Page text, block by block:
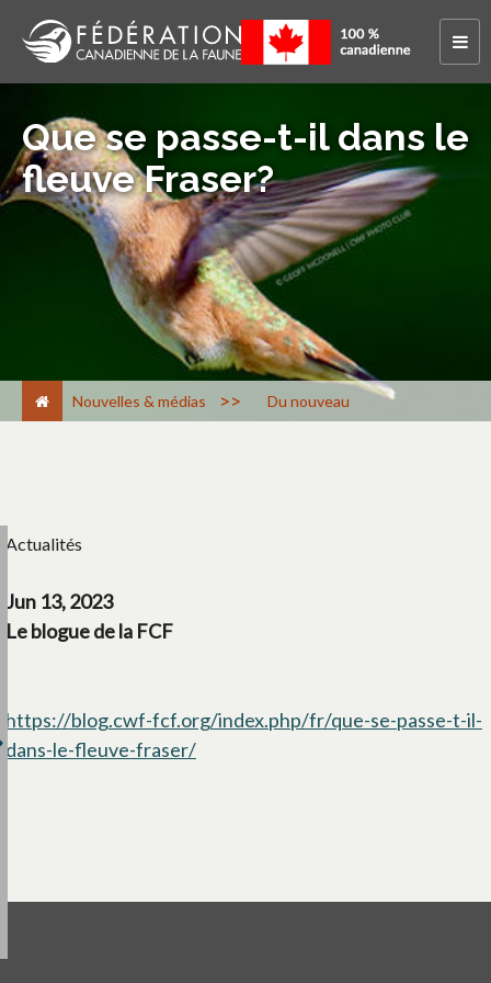
Que se passe-t-il dans le
fleuve Fraser?
Nouvelles & médias > Du nouveau
Actualités
Jun 13, 2023
Le blogue de la FCF
https://blog.cwf-fcf.org/index.php/fr/que-se-passe-t-il-
dans-le-fleuve-fraser/